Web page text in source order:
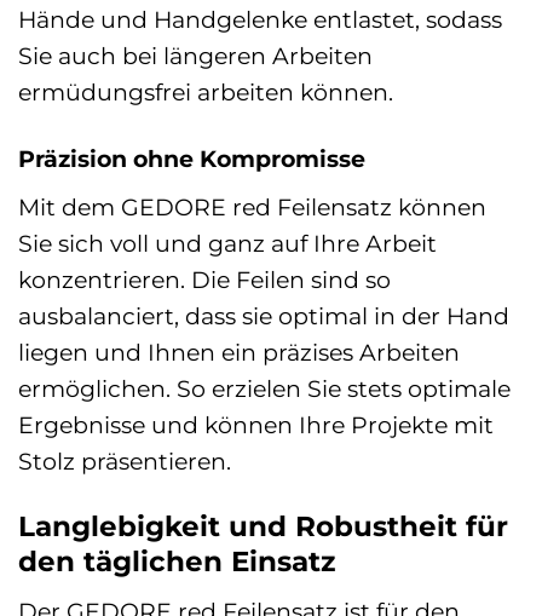
Hände und Handgelenke entlastet, sodass
Sie auch bei längeren Arbeiten
ermüdungsfrei arbeiten können.
Präzision ohne Kompromisse
Mit dem GEDORE red Feilensatz können
Sie sich voll und ganz auf Ihre Arbeit
konzentrieren. Die Feilen sind so
ausbalanciert, dass sie optimal in der Hand
liegen und Ihnen ein präzises Arbeiten
ermöglichen. So erzielen Sie stets optimale
Ergebnisse und können Ihre Projekte mit
Stolz präsentieren.
Langlebigkeit und Robustheit für
den täglichen Einsatz